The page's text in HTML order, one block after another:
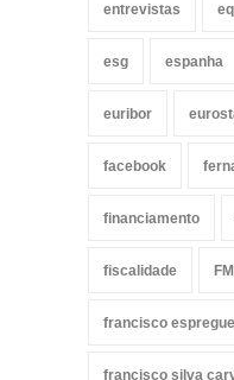
entrevistas
esg espanha
euribor
facebook
financiamento
fiscalidade FMI
francisco
francisco silva